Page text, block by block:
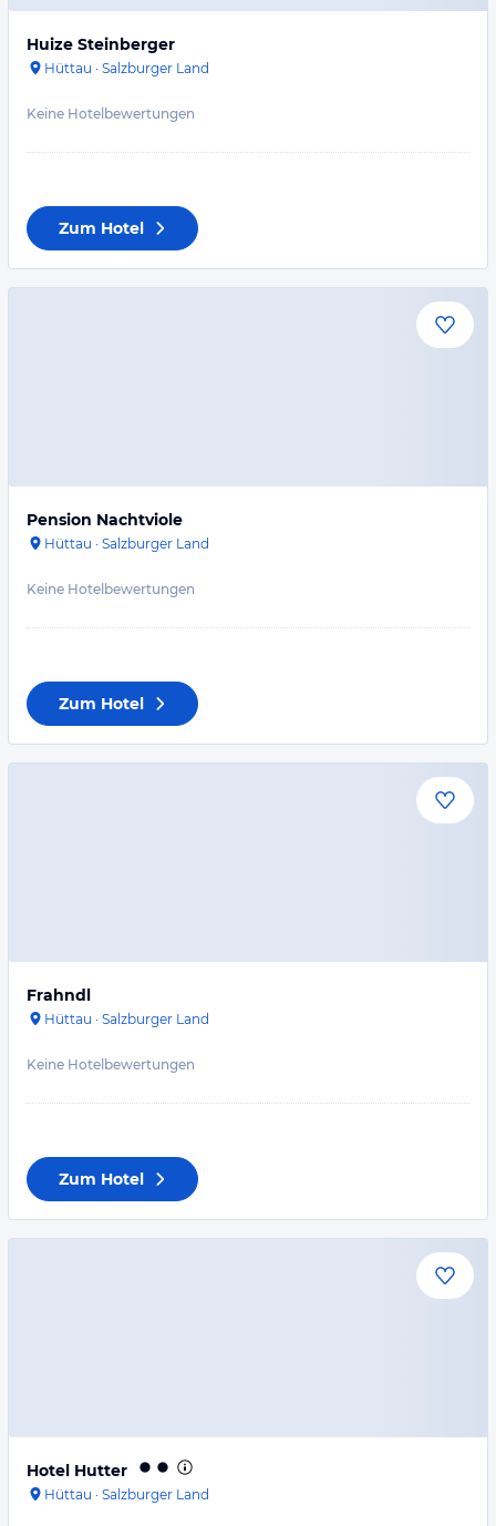
Huize Steinberger
Hüttau · Salzburger Land
Keine Hotelbewertungen
Zum Hotel
Pension Nachtviole
Hüttau · Salzburger Land
Keine Hotelbewertungen
Zum Hotel
Frahndl
Hüttau · Salzburger Land
Keine Hotelbewertungen
Zum Hotel
Hotel Hutter
Hüttau · Salzburger Land